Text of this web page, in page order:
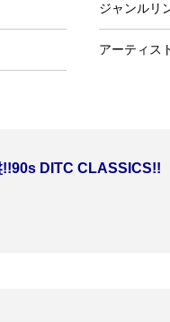
ジャンルリ
アーティス
DITC CLASSICS!!